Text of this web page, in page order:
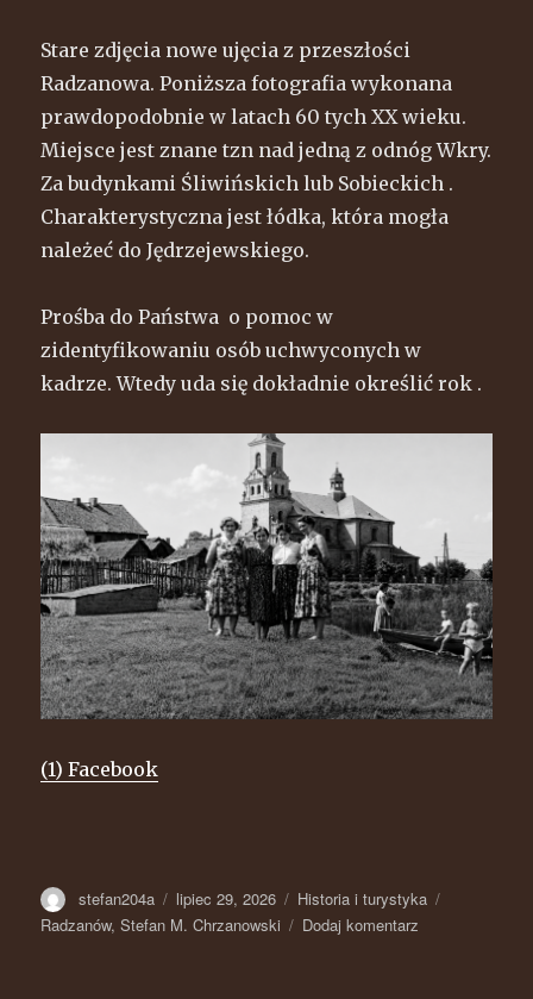
Stare zdjęcia nowe ujęcia z przeszłości
Radzanowa. Poniższa fotografia wykonana
prawdopodobnie w latach 60 tych XX wieku.
Miejsce jest znane tzn nad jedną z odnóg Wkry.
Za budynkami Śliwińskich lub Sobieckich .
Charakterystyczna jest łódka, która mogła
należeć do Jędrzejewskiego.
Prośba do Państwa o pomoc w
zidentyfikowaniu osób uchwyconych w
kadrze. Wtedy uda się dokładnie określić rok .
(1) Facebook
Autor
stefan204a Opublikowano
lipiec 29, 2026 Kategorie
Historia i turystyka
Radzanów,Stefan M. Chrzanowski Dodaj komentarz